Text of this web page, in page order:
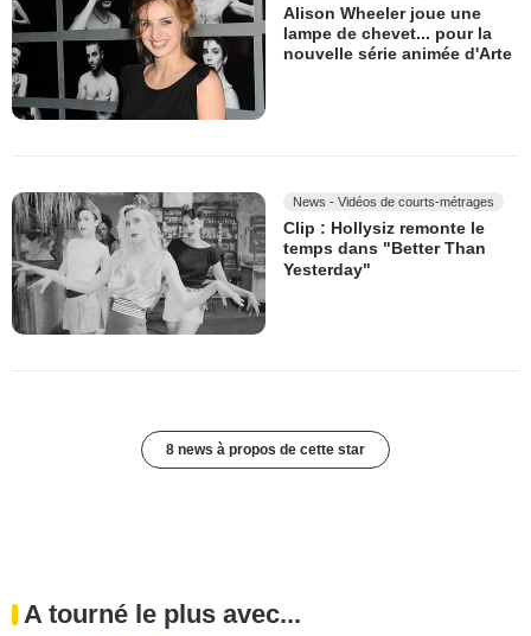
Alison Wheeler joue une
lampe de chevet... pour la
nouvelle série animée d'Arte
News - Vidéos de courts-métrages
Clip : Hollysiz remonte le
temps dans "Better Than
Yesterday"
8 news à propos de cette star
A tourné le plus avec...